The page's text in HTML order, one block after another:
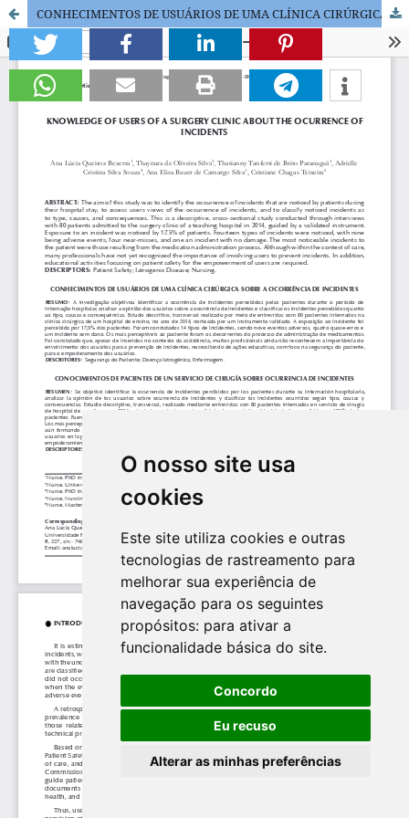
O nosso site usa
cookies
Este site utiliza cookies e outras
tecnologias de rastreamento para
melhorar sua experiência de
navegação para os seguintes
propósitos: para ativar a
funcionalidade básica do site.
Concordo
Eu recuso
Alterar as minhas preferências
CONHECIMENTOS DE USUÁRIOS DE UMA CLÍNICA CIRÚRGICA SOBRE A OCORRÊNCIA DE INCIDENTES